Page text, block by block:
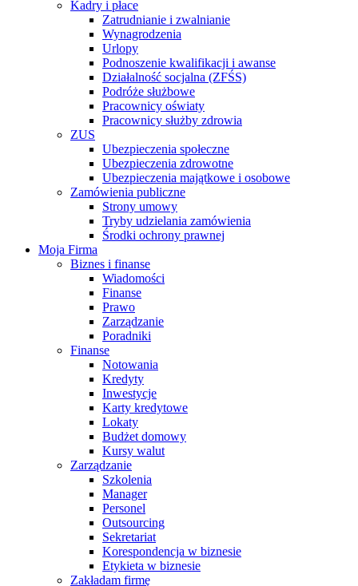
Kadry i płace
Zatrudnianie i zwalnianie
Wynagrodzenia
Urlopy
Podnoszenie kwalifikacji i awanse
Działalność socjalna (ZFŚS)
Podróże służbowe
Pracownicy oświaty
Pracownicy służby zdrowia
ZUS
Ubezpieczenia społeczne
Ubezpieczenia zdrowotne
Ubezpieczenia majątkowe i osobowe
Zamówienia publiczne
Strony umowy
Tryby udzielania zamówienia
Środki ochrony prawnej
Moja Firma
Biznes i finanse
Wiadomości
Finanse
Prawo
Zarządzanie
Poradniki
Finanse
Notowania
Kredyty
Inwestycje
Karty kredytowe
Lokaty
Budżet domowy
Kursy walut
Zarządzanie
Szkolenia
Manager
Personel
Outsourcing
Sekretariat
Korespondencja w biznesie
Etykieta w biznesie
Zakładam firmę